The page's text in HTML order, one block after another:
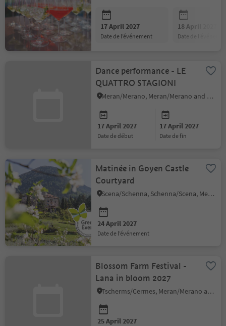
17 April 2027
date de l’événement
18 April 2027
date de
Dance performance - LE
QUATTRO STAGIONI
Meran/Merano, Meran/Merano and environs
17 April 2027
date de début
17 April 2027
date de fin
Matinée in Goyen Castle
Courtyard
Scena/Schenna, Schenna/Scena, Meran/Merano and environs
24 April 2027
date de l’événement
Blossom Farm Festival -
Lana in bloom 2027
Tscherms/Cermes, Meran/Merano and environs
25 April 2027